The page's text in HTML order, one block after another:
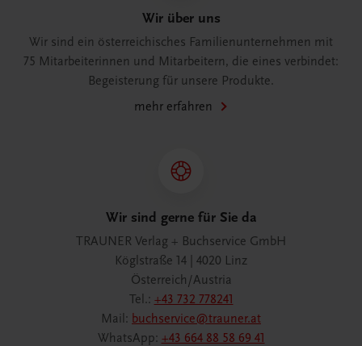
Wir über uns
Wir sind ein österreichisches Familienunternehmen mit
75 Mitarbeiterinnen und Mitarbeitern, die eines verbindet:
Begeisterung für unsere Produkte.
mehr erfahren
Wir sind gerne für Sie da
TRAUNER Verlag + Buchservice GmbH
Köglstraße 14 | 4020 Linz
Österreich/Austria
Tel.: +43 732 778241
Mail: buchservice@trauner.at
WhatsApp: +43 664 88 58 69 41